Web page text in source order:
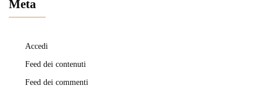
Meta
Accedi
Feed dei contenuti
Feed dei commenti